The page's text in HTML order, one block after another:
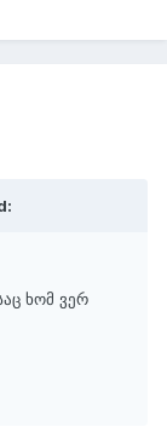
ხომ ვერ